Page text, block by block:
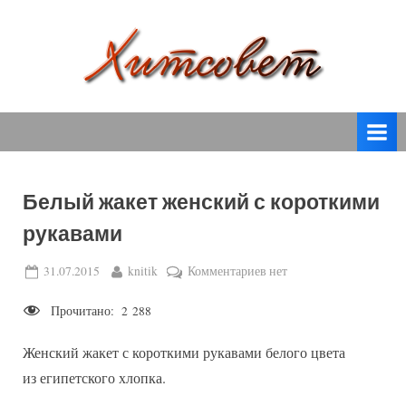
т
о
е
спицами,
крючком,
вязаные
модели
описанием
Белый жакет женский с короткими
рукавами
Posted
31.07.2015 By
knitik Комментариевк
женский
нет
Прочитано: 2 288
Женский жакет с короткими рукавами белого цвета
из египетского хлопка.